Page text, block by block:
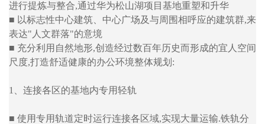
进行提炼与整合,通过华为松山湖项目基地重塑和升华
■ 以标志性中心建筑、中心广场及与周围相呼应的建筑群,来
表达"人文群落"的意境
■ 充分利用自然地形,创造经过数百年历史而形成的宜人空间
尺度,打造舒适健康的办公环境整体规划:
1、连接各区的基地内专用轻轨
■ 使用专用轨道定时运行连接各区域,实现大量运输.铁轨分